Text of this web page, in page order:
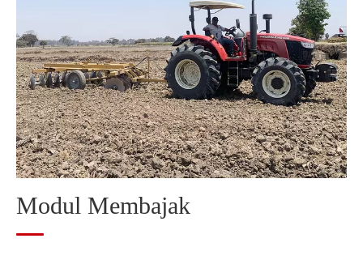
Modul panen
Modul pemrosesan biji-bijian pasca panen
Modul pemrosesan jerami
Modul Membajak